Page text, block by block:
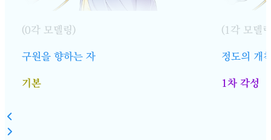
(0각 모델링) (1각 모델
구원을 향하는 자 정도의 개
기본 1차 각성